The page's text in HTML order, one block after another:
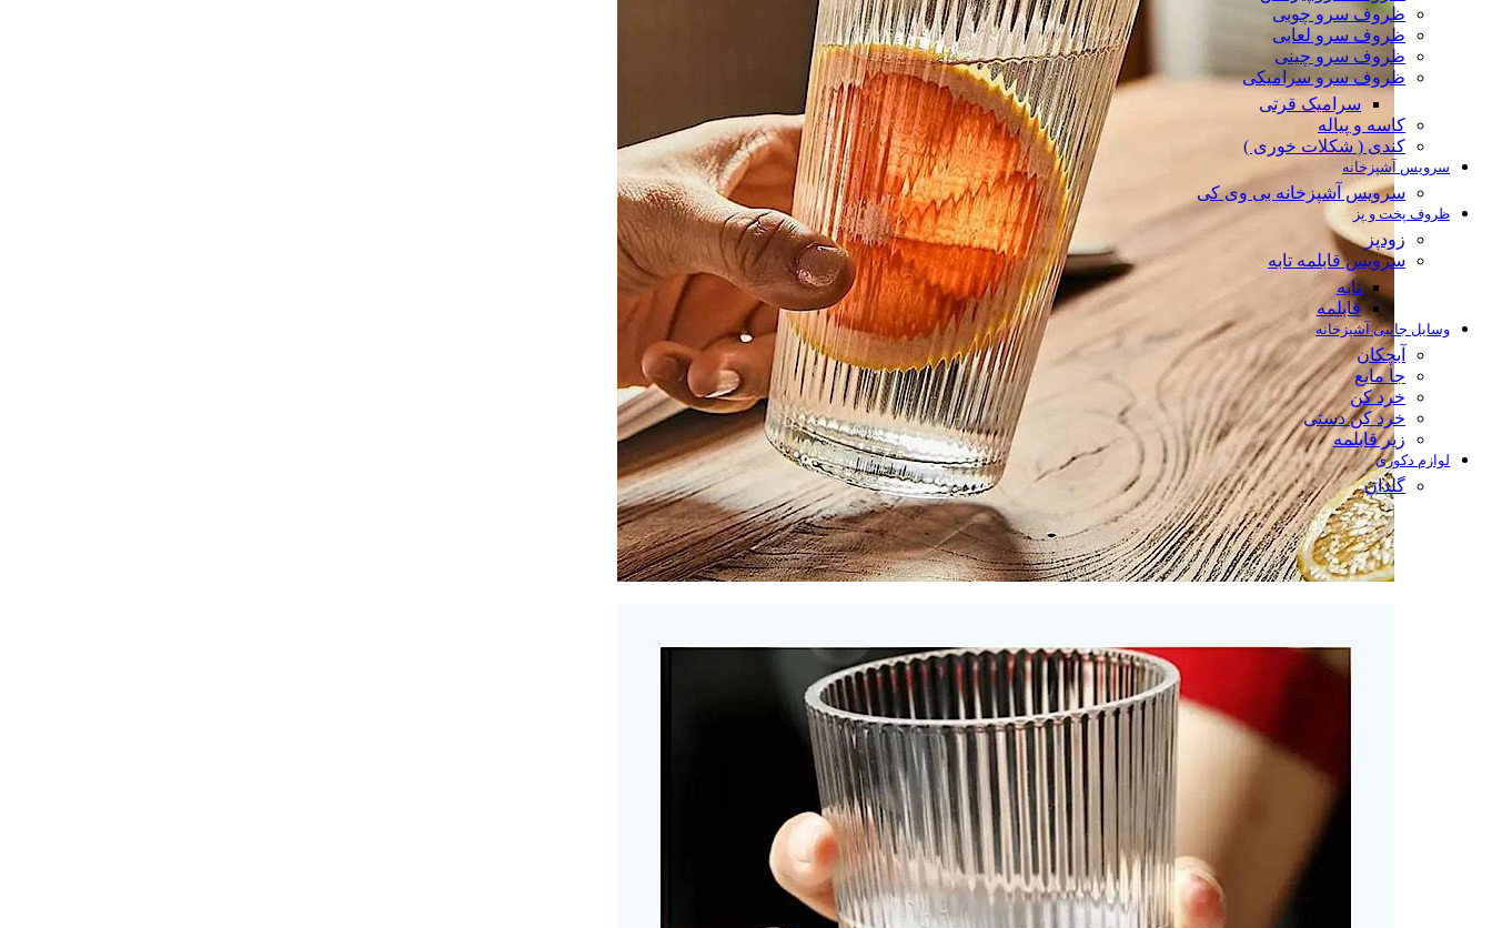
ظروف سرو چوبی
ظروف سرو لعابی
ظروف سرو چینی
ظروف سرو سرامیکی
سرامیک قرتی
کاسه و پیاله
کندی ( شکلات خوری )
سرویس آشپزخانه
سرویس آشپزخانه بی وی کی
ظروف پخت و پز
زودپز
سرویس قابلمه تابه
تابه
قابلمه
وسایل جانبی آشپزخانه
آبچکان
جا مایع
خرد کن
خرد کن دستی
زیر قابلمه
لوازم دکوری
گلدان